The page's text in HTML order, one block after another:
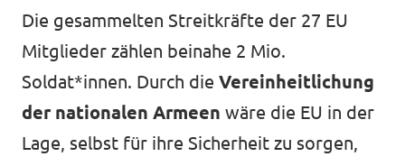
Die gesammelten Streitkräfte der 27 EU
Mitglieder zählen beinahe 2 Mio.
Soldat*innen. Durch die Vereinheitlichung
der nationalen Armeen wäre die EU in der
Lage, selbst für ihre Sicherheit zu sorgen,